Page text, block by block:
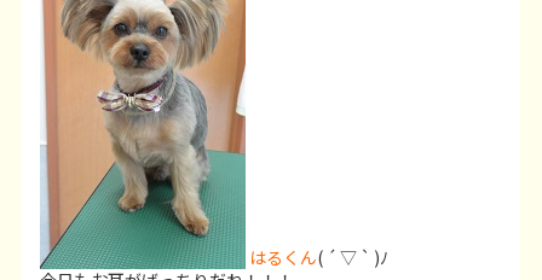
はるくん( ´ ▽ ` )ﾉ